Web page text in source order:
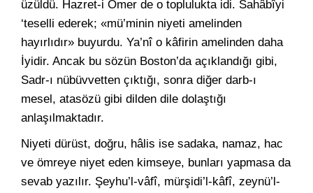
üzüldü. Hazret-i Ömer de o toplulukta idi. Sahâbîyi
‘teselli ederek; «mü’minin niyeti amelinden
hayırlıdır» buyurdu. Ya’nî o kâfirin amelinden daha
İyidir. Ancak bu sözün Boston’da açıklandığı gibi,
Sadr-ı nübüvvetten çıktığı, sonra diğer darb-ı
mesel, atasözü gibi dilden dile dolaştığı
anlaşılmaktadır.
Niyeti dürüst, doğru, hâlis ise sadaka, namaz, hac
ve ömreye niyet eden kimseye, bunları yapmasa da
sevab yazılır. Şeyhu’l-vâfî, mürşidi’l-kâfî, zeynü’l-